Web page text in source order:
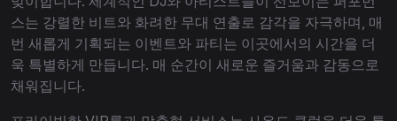
스는 강렬한 비트와 화려한 무대 연출로 감각을 자극하며, 매
번 새롭게 기획되는 이벤트와 파티는 이곳에서의 시간을 더
욱 특별하게 만듭니다. 매 순간이 새로운 즐거움과 감동으로
채워집니다.